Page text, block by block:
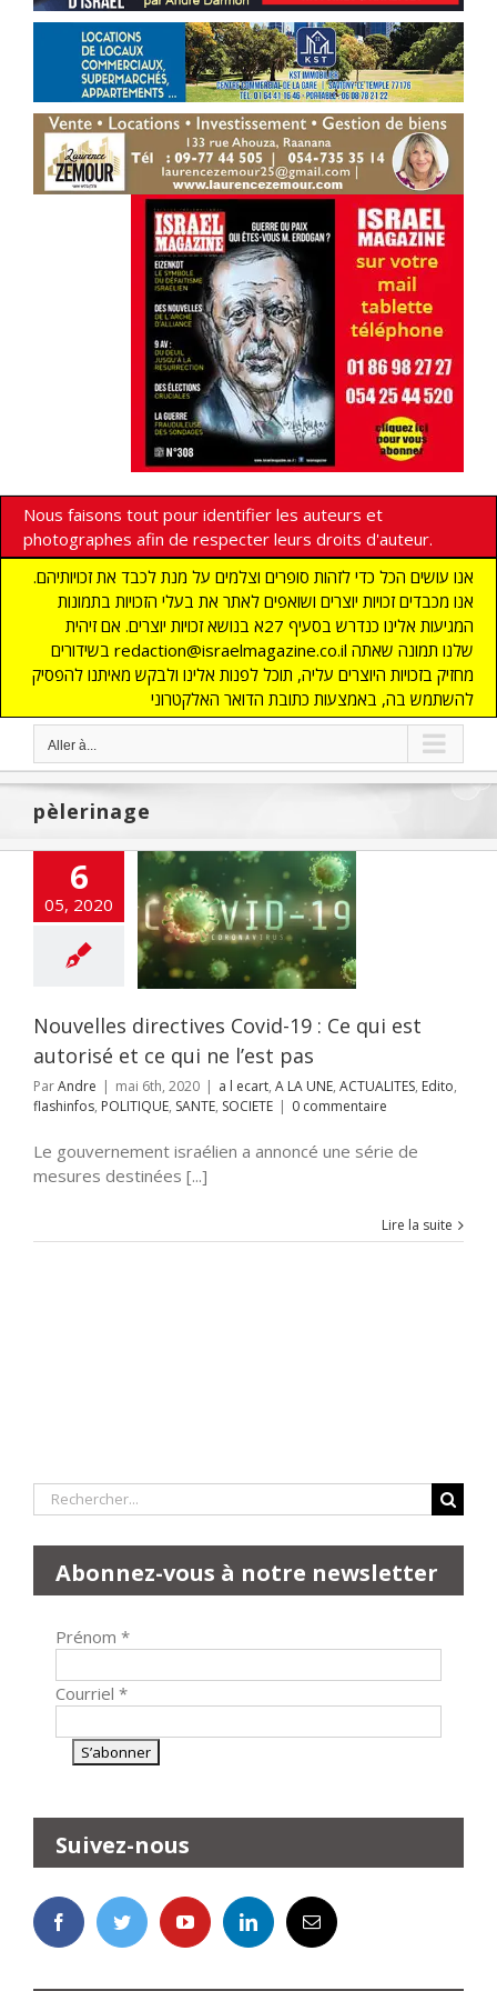
Nous faisons tout pour identifier les auteurs et
photographes afin de respecter leurs droits d'auteur.
אנו עושים הכל כדי לזהות סופרים וצלמים על מנת לכבד את זכויותיהם.
אנו מכבדים זכויות יוצרים ושואפים לאתר את בעלי הזכויות בתמונות
המגיעות אלינו כנדרש בסעיף 27א בנושא זכויות יוצרים. אם זיהית
בשידורים redaction@israelmagazine.co.il שלנו תמונה שאתה
מחזיק בזכויות היוצרים עליה, תוכל לפנות אלינו ולבקש מאיתנו להפסיק
להשתמש בה, באמצעות כתובת הדואר האלקטרוני
Aller à...
pèlerinage
6
05, 2020
directives
: Ce qui est
et ce qui ne
A LA UNE
SOCIETE
Nouvelles directives Covid-19 : Ce qui est
autorisé et ce qui ne l’est pas
ParAndre | mai 6th, 2020 | a l ecart, A LA UNE, ACTUALITES, Edito,
flashinfos, POLITIQUE, SANTE, SOCIETE | 0 commentaire
Le gouvernement israélien a annoncé une série de
mesures destinées [...]
Lire la suite
Rechercher:
Abonnez-vous à notre newsletter
Prénom *
Courriel *
Suivez-nous